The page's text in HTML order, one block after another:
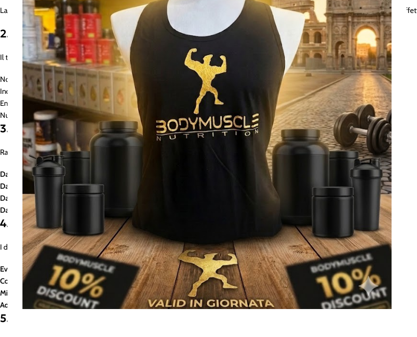
La presente Privacy Policy descrive come raccogliamo, utilizziamo, conserviamo e proteggiamo i tuoi dati personali quando visiti o
2. Titolare del Trattamento dei Dati
Il titolare del trattamento dei dati è: Luca Ottavianelli
Nome della Società: Body Muscle Nutrition S.r.l.
Indirizzo: Via Argentina Altobelli, 37/39, 00177 Roma RM, Italia
Email: privacy@bodymusclenutrition.it
Numero di telefono: +39 349 889 2544
3. Tipologia di Dati Raccolti
Raccogliamo diverse tipologie di dati personali, tra cui:
Dati identificativi
: nome, cognome, indirizzo email, numero di telefono.
Dati relativi all’acquisto: dettagli di pagamento, indirizzo di spedizione.
Dati di navigazione
: IP, tipo di dispositivo, dati di navigazione (cookies, geolocalizzazione).
Dati tecnici: dati raccolti tramite cookies e altre tecnologie di tracciamento.
4. Finalità del Trattamento dei Dati
I dati personali sono raccolti e trattati per le seguenti finalità:
Evasione ordini
: per gestire e processare i tuoi acquisti.
Comunicazioni commerciali: per inviarti offerte promozionali, previo consenso.
Miglioramento del servizio: per ottimizzare la navigazione e la user experience sul nostro Sito.
Adempimento di obblighi legali: come richiesto dalla normativa vigente.
5. Base Giuridica del Trattamento